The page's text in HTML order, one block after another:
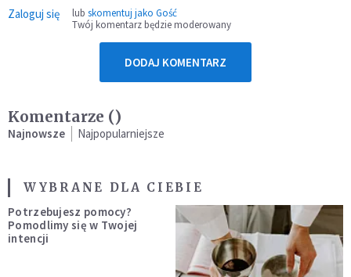
Zaloguj się lub skomentuj jako Gość
Twój komentarz będzie moderowany
DODAJ KOMENTARZ
Komentarze ()
Najnowsze Najpopularniejsze
WYBRANE DLA CIEBIE
Potrzebujesz pomocy?
Pomodlimy się w Twojej
intencji